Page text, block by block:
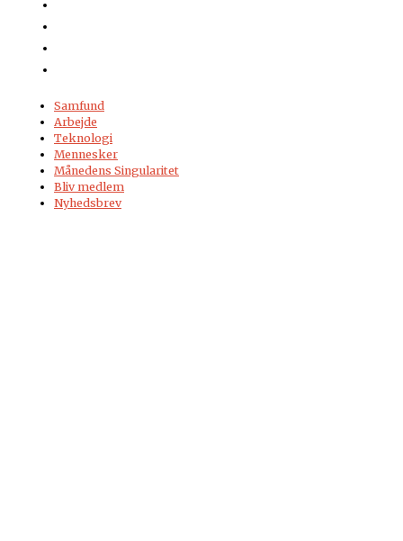
Samfund
Arbejde
Teknologi
Mennesker
Månedens Singularitet
Bliv medlem
Nyhedsbrev